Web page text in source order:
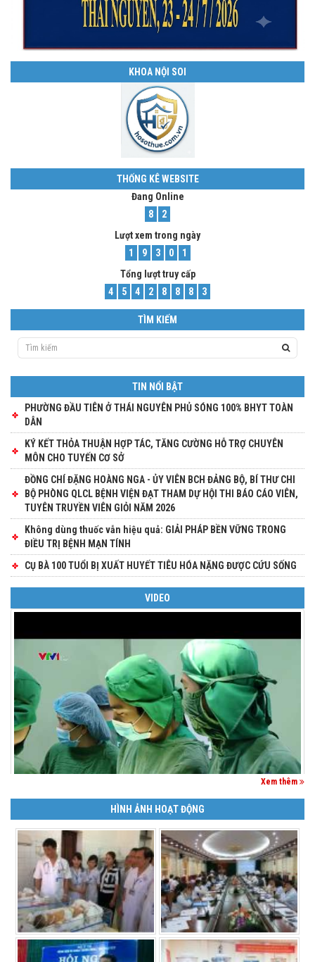
KHOA NỘI SOI
THỐNG KÊ WEBSITE
Đang Online
8
2
Lượt xem trong ngày
1
9 3 0
1
Tổng lượt truy cấp
4
5 4 2 8 8 8 3
TÌM KIẾM
TIN NỔI BẬT
PHƯỜNG ĐẦU TIÊN Ở THÁI NGUYÊN PHỦ SÓNG 100% BHYT TOÀN
DÂN
KÝ KẾT THỎA THUẬN HỢP TÁC, TĂNG CƯỜNG HỖ TRỢ CHUYÊN
MÔN CHO TUYẾN CƠ SỞ
ĐỒNG CHÍ ĐẶNG HOÀNG NGA - ỦY VIÊN BCH ĐẢNG BỘ, BÍ THƯ CHI
BỘ PHÒNG QLCL BỆNH VIỆN ĐẠT THAM DỰ HỘI THI BÁO CÁO VIÊN,
TUYÊN TRUYỀN VIÊN GIỎI NĂM 2026
Không dùng thuốc vẫn hiệu quả: GIẢI PHÁP BỀN VỮNG TRONG
ĐIỀU TRỊ BỆNH MẠN TÍNH
CỤ BÀ 100 TUỔI BỊ XUẤT HUYẾT TIÊU HÓA NẶNG ĐƯỢC CỨU SỐNG
VIDEO
Xem thêm
HÌNH ẢNH HOẠT ĐỘNG